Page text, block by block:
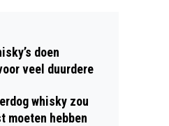
doen
veel duurdere
whisky zou
moeten hebben